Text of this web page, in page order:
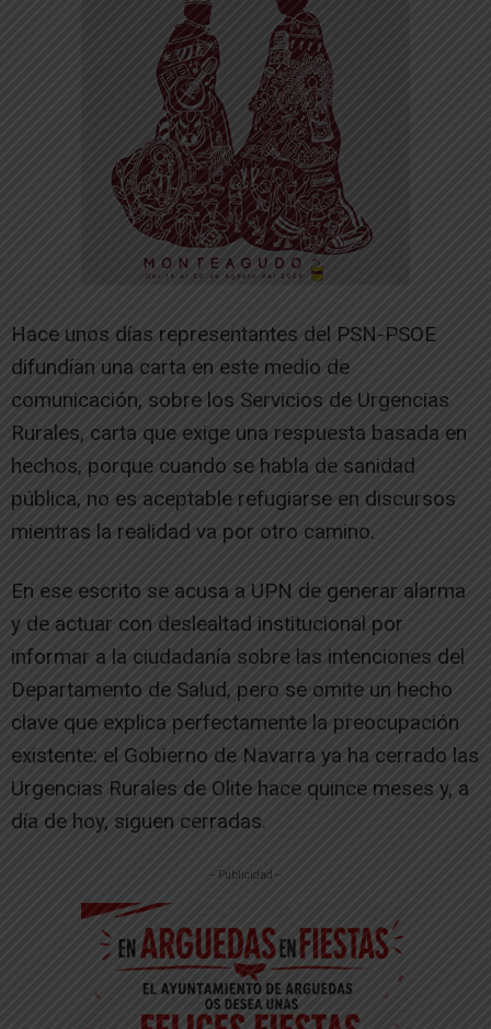
Hace unos días representantes del PSN-PSOE
difundían una carta en este medio de
comunicación, sobre los Servicios de Urgencias
Rurales, carta que exige una respuesta basada en
hechos, porque cuando se habla de sanidad
pública, no es aceptable refugiarse en discursos
mientras la realidad va por otro camino.
En ese escrito se acusa a UPN de generar alarma
y de actuar con deslealtad institucional por
informar a la ciudadanía sobre las intenciones del
Departamento de Salud, pero se omite un hecho
clave que explica perfectamente la preocupación
existente: el Gobierno de Navarra ya ha cerrado las
Urgencias Rurales de Olite hace quince meses y, a
día de hoy, siguen cerradas.
-- Publicidad --